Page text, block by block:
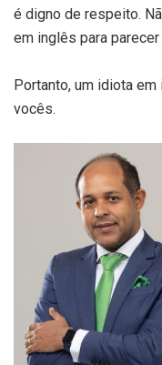
é digno de respeito.
em inglês para
Portanto, um idiota
vocês.